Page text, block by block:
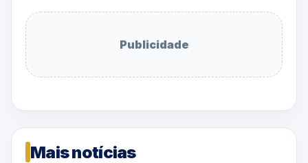
Publicidade
Mais notícias